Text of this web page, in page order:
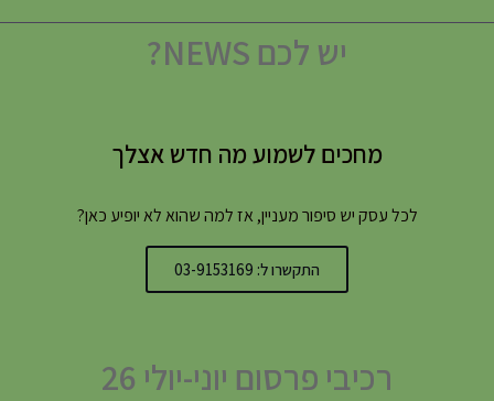
יש לכם NEWS?
מחכים לשמוע מה חדש אצלך
לכל עסק יש סיפור מעניין, אז למה שהוא לא יופיע כאן?
התקשרו ל: 03-9153169
רכיבי פרסום יוני-יולי 26